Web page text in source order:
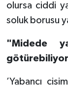
olursa ciddi
soluk borusu
"Midede
’Yabancı